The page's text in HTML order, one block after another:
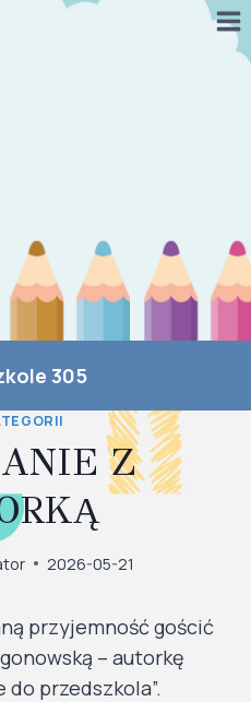
305
Z
2026-05-21
przyjemność gościć
– autorkę
przedszkola”.